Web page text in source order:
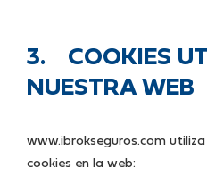
3. COOKIES
NUESTRA WEB
www.ibrokseguros.com
cookies en la web: